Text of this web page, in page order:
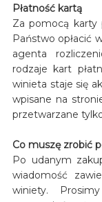
Płatność kartą
Za pomocą karty
Państwo opłacić
agenta
rodzaje kart
winieta staje się
wpisane na
przetwarzane
Co muszę zrobić
Po udanym
wiadomość
winiety.